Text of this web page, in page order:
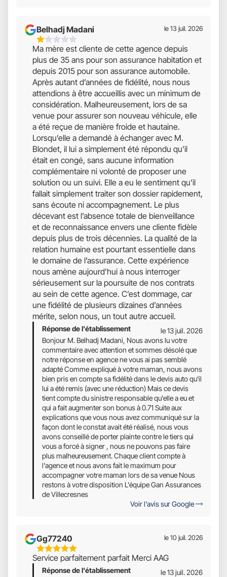
Belhadj Madani
1
Étoiles
Sur
5
le 13 juil. 2026
Ma mère est cliente de cette agence depuis
plus de 35 ans pour son assurance habitation et
depuis 2015 pour son assurance automobile.
Après autant d’années de fidélité, nous nous
attendions à être accueillis avec un minimum de
considération. Malheureusement, lors de sa
venue pour assurer son nouveau véhicule, elle
a été reçue de manière froide et hautaine.
Lorsqu’elle a demandé à échanger avec M.
Blondet, il lui a simplement été répondu qu’il
était en congé, sans aucune information
complémentaire ni volonté de proposer une
solution ou un suivi. Elle a eu le sentiment qu’il
fallait simplement traiter son dossier rapidement,
sans écoute ni accompagnement. Le plus
décevant est l’absence totale de bienveillance
et de reconnaissance envers une cliente fidèle
depuis plus de trois décennies. La qualité de la
relation humaine est pourtant essentielle dans
le domaine de l’assurance. Cette expérience
nous amène aujourd’hui à nous interroger
sérieusement sur la poursuite de nos contrats
au sein de cette agence. C’est dommage, car
une fidélité de plusieurs dizaines d’années
mérite, selon nous, un tout autre accueil.
Réponse de l'établissement
le 13 juil. 2026
Bonjour M. Belhadj Madani, Nous avons lu votre
commentaire avec attention et sommes désolé que
notre réponse en agence ne vous ai pas semblé
adapté Comme expliqué à votre maman, nous avons
bien pris en compte sa fidélité dans le devis auto qu'il
lui a été remis (avec une réduction) Mais ce devis
tient compte du sinistre responsable qu'elle a eu et
qui a fait augmenter son bonus à 0.71 Suite aux
explications que vous nous avez communiqué sur la
façon dont le constat avait été réalisé, nous vous
avons conseillé de porter plainte contre le tiers qui
vous a forcé à signer , nous ne pouvons pas faire
plus malheureusement. Chaque client compte à
l'agence et nous avons fait le maximum pour
accompagner votre maman lors de sa venue Nous
restons à votre disposition L'équipe Gan Assurances
de Villecresnes
Voir l'avis sur Google
Gg77240
5
Étoiles
Sur
le 10 juil. 2026
Service parfaitement parfait Merci AAG
Réponse de l'établissement
le 13 juil. 2026